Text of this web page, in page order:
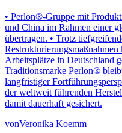
• Perlon®-Gruppe mit
und China im Rahmen einer
übertragen. • Trotz
Arbeitsplätze in Deutschland
Traditionsmarke Perlon®
langfristiger
der weltweit führenden
damit dauerhaft gesichert.
vonVeronika Koemm